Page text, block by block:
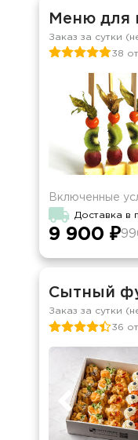
Меню для
Заказ за сутки
38
Включенные
Доставка в
9 900 ₽
Сытный
Заказ за сутки
36